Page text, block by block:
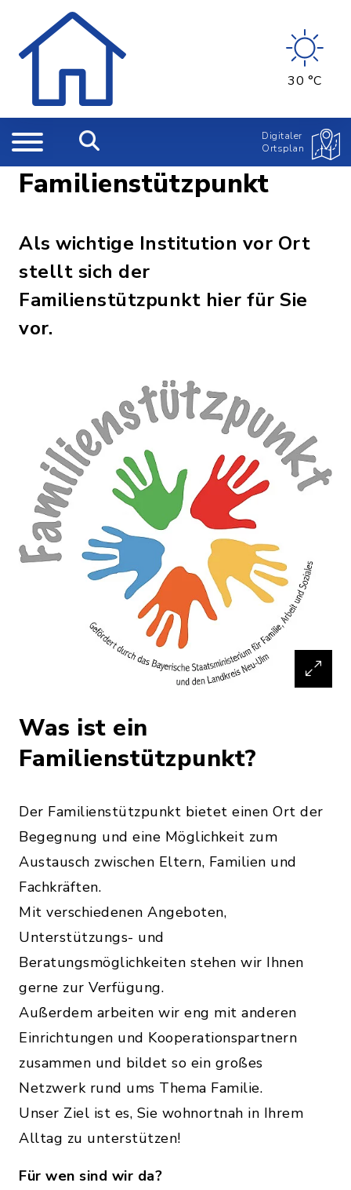
30 °C
Digitaler
Ortsplan
Familienstützpunkt
Als wichtige Institution vor Ort
stellt sich der
Familienstützpunkt hier für Sie
vor.
Was ist ein
Familienstützpunkt?
Der Familienstützpunkt bietet einen Ort der
Begegnung und eine Möglichkeit zum
Austausch zwischen Eltern, Familien und
Fachkräften.
Mit verschiedenen Angeboten,
Unterstützungs- und
Beratungsmöglichkeiten stehen wir Ihnen
gerne zur Verfügung.
Außerdem arbeiten wir eng mit anderen
Einrichtungen und Kooperationspartnern
zusammen und bildet so ein großes
Netzwerk rund ums Thema Familie.
Unser Ziel ist es, Sie wohnortnah in Ihrem
Alltag zu unterstützen!
Für wen sind wir da?